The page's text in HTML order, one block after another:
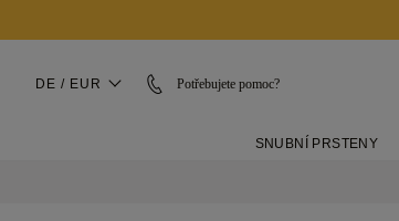
DE / EUR Potřebujete pomoc?
SNUBNÍ PRSTENY